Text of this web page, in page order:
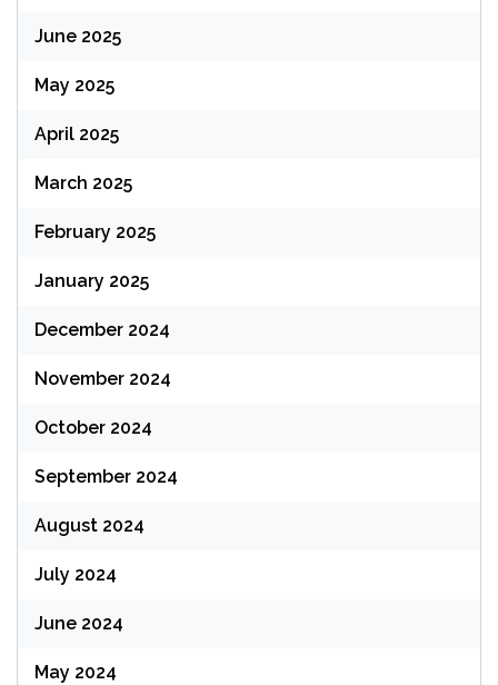
June 2025
May 2025
April 2025
March 2025
February 2025
January 2025
December 2024
November 2024
October 2024
September 2024
August 2024
July 2024
June 2024
May 2024